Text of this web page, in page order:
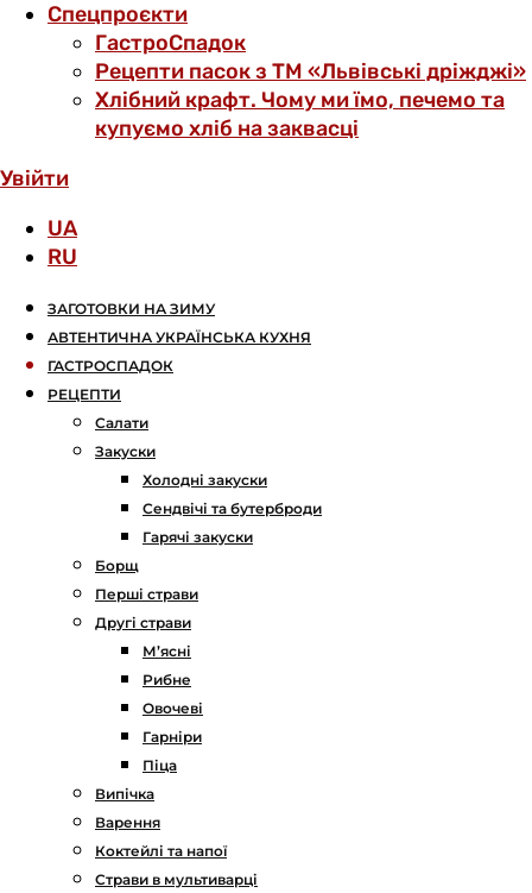
Спецпроєкти
ГастроСпадок
Рецепти пасок з ТМ «Львівські дріжджі»
Хлібний крафт. Чому ми їмо, печемо та
купуємо хліб на заквасці
Увійти
UA
RU
ЗАГОТОВКИ НА ЗИМУ
АВТЕНТИЧНА УКРАЇНСЬКА КУХНЯ
ГАСТРОСПАДОК
РЕЦЕПТИ
Салати
Закуски
Холодні закуски
Сендвічі та бутерброди
Гарячі закуски
Борщ
Перші страви
Другі страви
М’ясні
Рибне
Овочеві
Гарніри
Піца
Випічка
Варення
Коктейлі та напої
Страви в мультиварці